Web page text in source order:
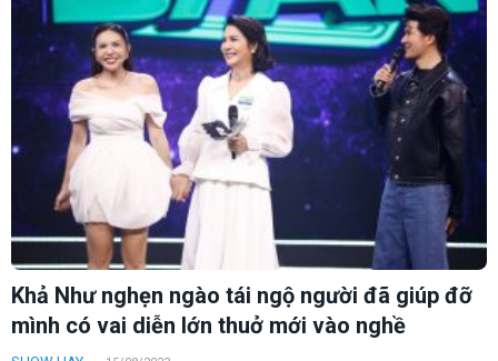
Khả Như nghẹn ngào tái ngộ người đã giúp đỡ
mình có vai diễn lớn thuở mới vào nghề